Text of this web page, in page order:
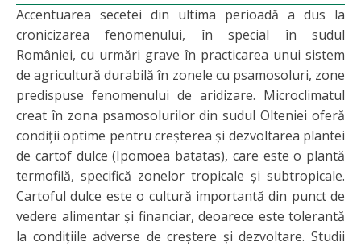
Accentuarea secetei din ultima perioadă a dus la
cronicizarea fenomenului, în special în sudul
României, cu urmări grave în practicarea unui sistem
de agricultură durabilă în zonele cu psamosoluri, zone
predispuse fenomenului de aridizare. Microclimatul
creat în zona psamosolurilor din sudul Olteniei oferă
condiţii optime pentru creşterea şi dezvoltarea plantei
de cartof dulce (Ipomoea batatas), care este o plantă
termofilă, specifică zonelor tropicale și subtropicale.
Cartoful dulce este o cultură importantă din punct de
vedere alimentar și financiar, deoarece este tolerantă
la condițiile adverse de creștere și dezvoltare. Studii